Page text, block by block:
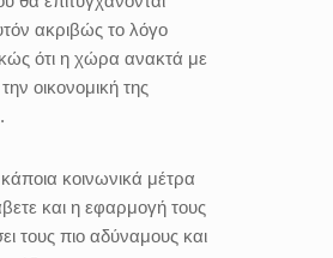
ακριβώς το λόγο
ότι η χώρα ανακτά με
οικονομική της
κοινωνικά μέτρα
και η εφαρμογή τους
τους πιο αδύναμους και